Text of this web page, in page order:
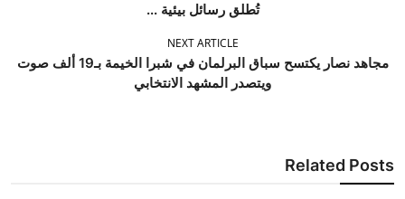
تُطلق رسائل بيئية ...
NEXT ARTICLE
مجاهد نصار يكتسح سباق البرلمان في شبرا الخيمة بـ19 ألف صوت
ويتصدر المشهد الانتخابي
Related Posts